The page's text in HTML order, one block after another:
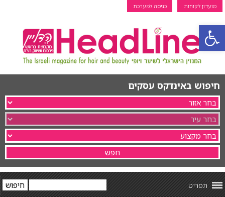
פתח סרגל נגישות
מועדון לקוחות כניסה למערכת
חיפוש באינדקס עסקים
תפריט